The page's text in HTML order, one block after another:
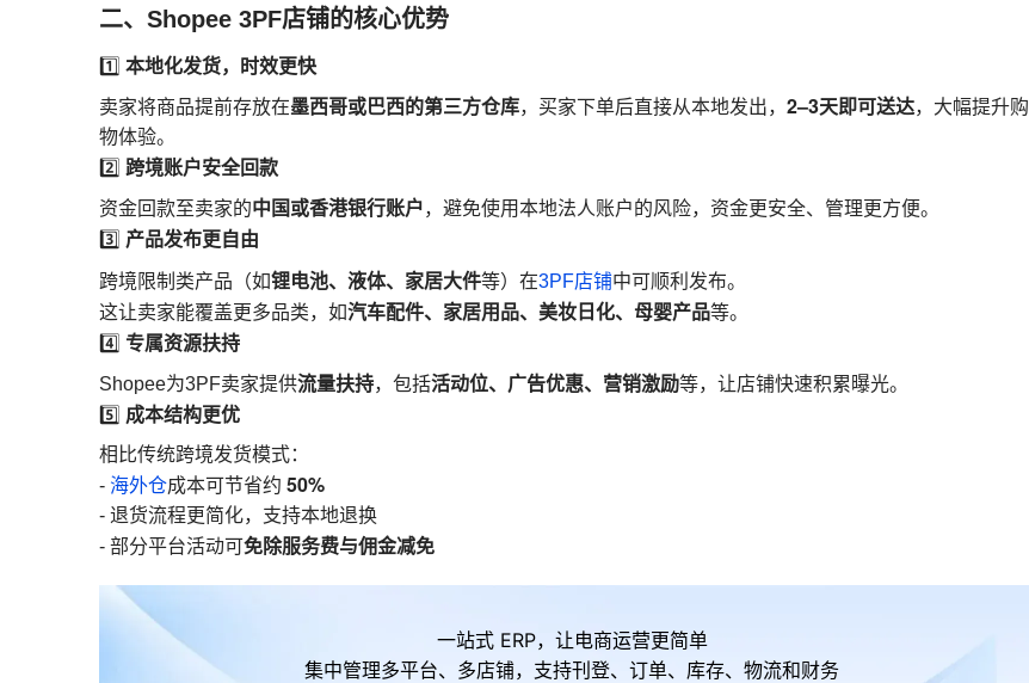
二、Shopee 3PF店铺的核心优势
1️⃣ 本地化发货，时效更快
卖家将商品提前存放在墨西哥或巴西的第三方仓库，买家下单后直接从本地发出， 2–3天即可送达，大幅提升购
物体验。
2️⃣ 跨境账户安全回款
资金回款至卖家的中国或香港银行账户，避免使用本地法人账户的风险，资金更安全、管理更方便。
3️⃣ 产品发布更自由
跨境限制类产品（如锂电池、液体、家居大件等）在3PF店铺中可顺利发布。
这让卖家能覆盖更多品类，如汽车配件、家居用品、美妆日化、母婴产品等。
4️⃣ 专属资源扶持
Shopee为3PF卖家提供流量扶持，包括活动位、广告优惠、营销激励等，让店铺快速积累曝光。
5️⃣ 成本结构更优
相比传统跨境发货模式：
- 海外仓成本可节省约 50%
- 退货流程更简化，支持本地退换
- 部分平台活动可免除服务费与佣金减免
一站式 ERP，让电商运营更简单
集中管理多平台、多店铺，支持刊登、订单、库存、物流和财务